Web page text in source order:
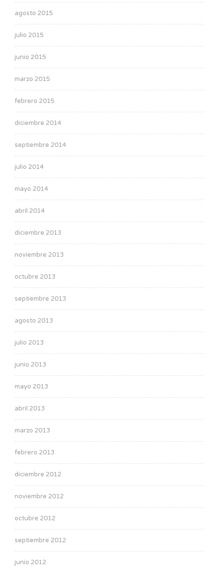
agosto 2015
julio 2015
junio 2015
marzo 2015
febrero 2015
diciembre 2014
septiembre 2014
julio 2014
mayo 2014
abril 2014
diciembre 2013
noviembre 2013
octubre 2013
septiembre 2013
agosto 2013
julio 2013
junio 2013
mayo 2013
abril 2013
marzo 2013
febrero 2013
diciembre 2012
noviembre 2012
octubre 2012
septiembre 2012
junio 2012